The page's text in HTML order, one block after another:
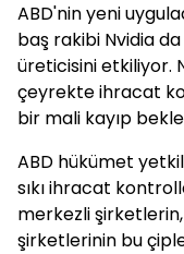
ABD'nin yeni
baş rakibi Nvidia
üreticisini etkiliyor.
çeyrekte ihracat
bir mali kayıp
ABD hükümet
sıkı ihracat
merkezli
şirketlerinin bu